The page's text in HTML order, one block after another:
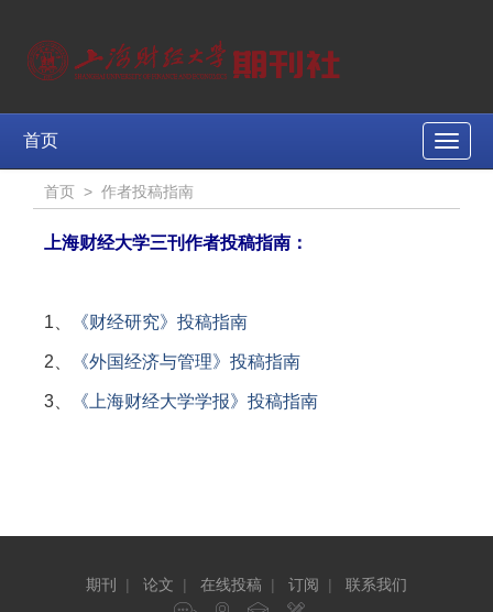
Toggle
首页
首页 > 作者投稿指南
上海财经大学三刊作者投稿指南：
1、 《财经研究》投稿指南
2、 《外国经济与管理》投稿指南
3、 《上海财经大学学报》投稿指南
期刊 | 论文 | 在线投稿 | 订阅 | 联系我们